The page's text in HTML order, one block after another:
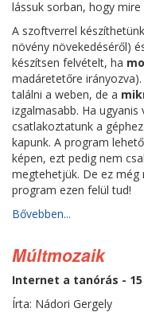
lássuk sorban, hogy mire
A szoftverrel készíthetünk
növény növekedéséről)
készítsen felvételt, ha
madáretetőre
találni a weben, de a
izgalmasabb. Ha
csatlakoztatunk a
kapunk. A program
képen, ezt pedig nem
megtehetjük. De ez
program ezen felül tud!
Bővebben...
Múltmozaik
Internet a tanórás - 15
Írta: Nádori Gergely